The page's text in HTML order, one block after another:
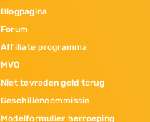
Blogpagina
Forum
Affiliate programma
MVO
Niet tevreden geld terug
Geschillencommissie
Modelformulier herroeping